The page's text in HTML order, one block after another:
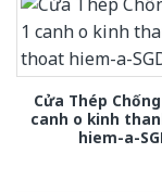
Cửa Thép
canh o kinh
hiem-a-